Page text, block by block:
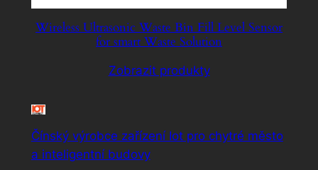
Wireless Ultrasonic Waste Bin Fill Level Sensor
for smart Waste Solution
Zobrazit produkty
Čínský výrobce zařízení Iot pro chytré město
a inteligentní budovy